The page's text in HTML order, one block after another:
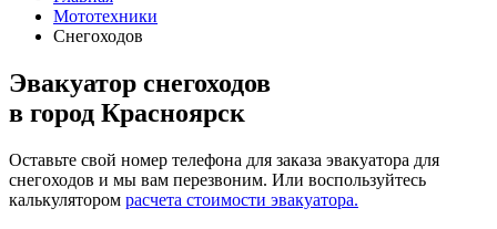
Мототехники
Снегоходов
Эвакуатор снегоходов
в город Красноярск
Оставьте свой номер телефона для заказа эвакуатора для
снегоходов и мы вам перезвоним. Или воспользуйтесь
калькулятором расчета стоимости эвакуатора.